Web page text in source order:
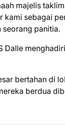
majelis
sebagai
seorang panitia.
Dalle
bertahan di
berdua